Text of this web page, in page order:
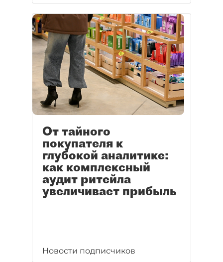
От тайного
покупателя к
глубокой аналитике:
как комплексный
аудит ритейла
увеличивает прибыль
Новости подписчиков